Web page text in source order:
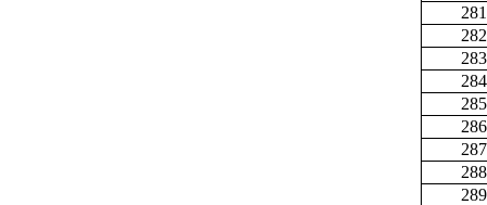
281
282
283
284
285
286
287
288
289